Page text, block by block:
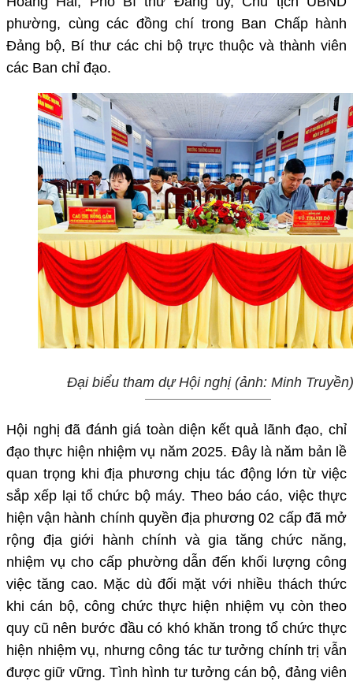
phường, cùng các đồng chí trong Ban Chấp hành
Đảng bộ, Bí thư các chi bộ trực thuộc và thành viên
các Ban chỉ đạo.
Đại biểu tham dự Hội nghị (ảnh: Minh Truyền)
Hội nghị đã đánh giá toàn diện kết quả lãnh đạo, chỉ
đạo thực hiện nhiệm vụ năm 2025. Đây là năm bản lề
quan trọng khi địa phương chịu tác động lớn từ việc
sắp xếp lại tổ chức bộ máy. Theo báo cáo, việc thực
hiện vận hành chính quyền địa phương 02 cấp đã mở
rộng địa giới hành chính và gia tăng chức năng,
nhiệm vụ cho cấp phường dẫn đến khối lượng công
việc tăng cao. Mặc dù đối mặt với nhiều thách thức
khi cán bộ, công chức thực hiện nhiệm vụ còn theo
quy cũ nên bước đầu có khó khăn trong tổ chức thực
hiện nhiệm vụ, nhưng công tác tư tưởng chính trị vẫn
được giữ vững. Tình hình tư tưởng cán bộ, đảng viên